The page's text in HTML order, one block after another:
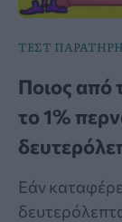
ΤΕΣΤ
Ποιος από
το 1%
Εάν